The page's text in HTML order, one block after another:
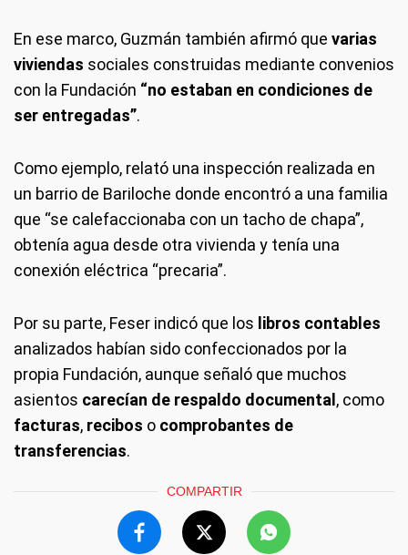
En ese marco, Guzmán también afirmó que varias
viviendas sociales construidas mediante convenios
con la Fundación “no estaban en condiciones de
ser entregadas”.
Como ejemplo, relató una inspección realizada en
un barrio de Bariloche donde encontró a una familia
que “se calefaccionaba con un tacho de chapa”,
obtenía agua desde otra vivienda y tenía una
conexión eléctrica “precaria”.
Por su parte, Feser indicó que los libros contables
analizados habían sido confeccionados por la
propia Fundación, aunque señaló que muchos
asientos carecían de respaldo documental , como
facturas, recibos o comprobantes de
transferencias.
COMPARTIR